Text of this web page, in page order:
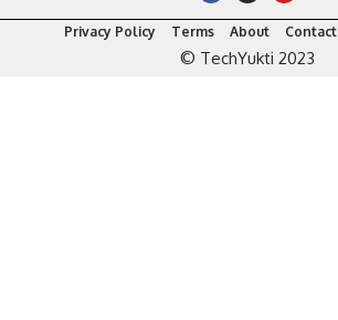
Privacy Policy Terms About Contact
© TechYukti 2023